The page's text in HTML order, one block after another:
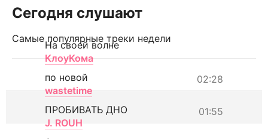
Сегодня слушают
Самые популярные треки недели
На своей волне
КлоуКома
02:28
по новой
wastetime
01:55
ПРОБИВАТЬ ДНО
J. ROUH